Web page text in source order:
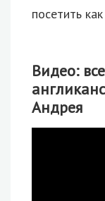
посетить
Видео:
Андрея